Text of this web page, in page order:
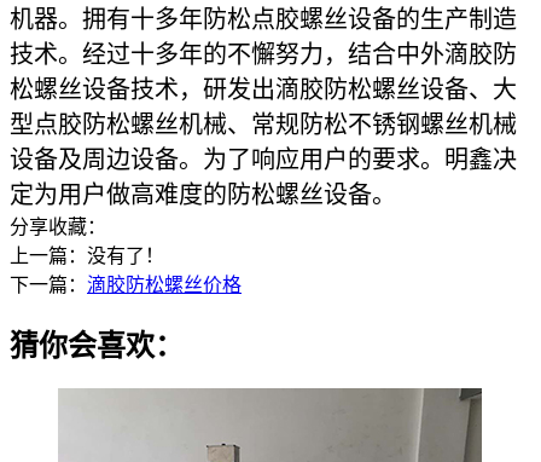
机器。拥有十多年防松点胶螺丝设备的生产制造
技术。经过十多年的不懈努力，结合中外滴胶防
松螺丝设备技术，研发出滴胶防松螺丝设备、大
型点胶防松螺丝机械、常规防松不锈钢螺丝机械
设备及周边设备。为了响应用户的要求。明鑫决
定为用户做高难度的防松螺丝设备。
分享收藏：
上一篇：没有了！
下一篇： 滴胶防松螺丝价格
猜你会喜欢：